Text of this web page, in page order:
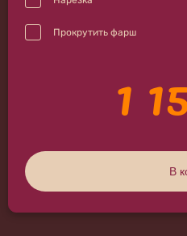
Прокрутить фарш
1
В